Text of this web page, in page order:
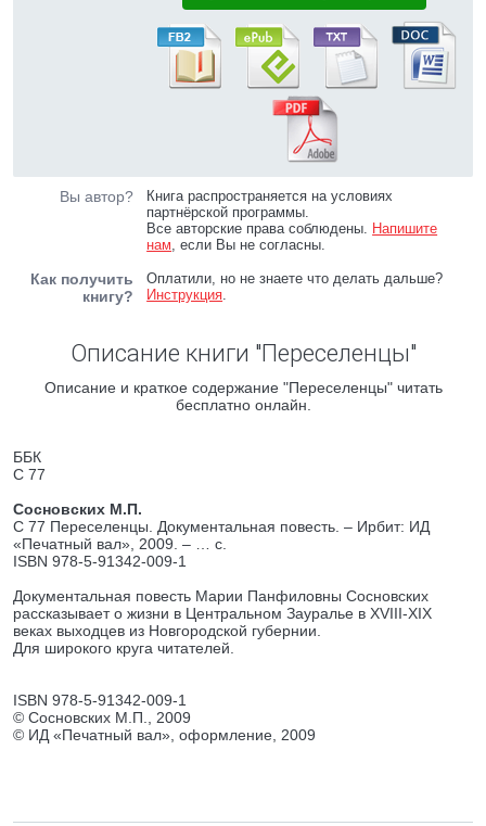
Вы автор?
Книга распространяется на условиях
партнёрской программы.
Все авторские права соблюдены. Напишите
нам, если Вы не согласны.
Как получить
книгу?
Оплатили, но не знаете что делать дальше?
Инструкция.
Описание книги "Переселенцы"
Описание и краткое содержание "Переселенцы" читать
бесплатно онлайн.
ББК
С 77
Сосновских М.П.
С 77 Переселенцы. Документальная повесть. – Ирбит: ИД
«Печатный вал», 2009. – … с.
ISBN 978-5-91342-009-1
Документальная повесть Марии Панфиловны Сосновских
рассказывает о жизни в Центральном Зауралье в XVIII-XIX
веках выходцев из Новгородской губернии.
Для широкого круга читателей.
ISBN 978-5-91342-009-1
© Сосновских М.П., 2009
© ИД «Печатный вал», оформление, 2009